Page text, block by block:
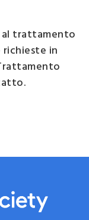
al trattamento
in